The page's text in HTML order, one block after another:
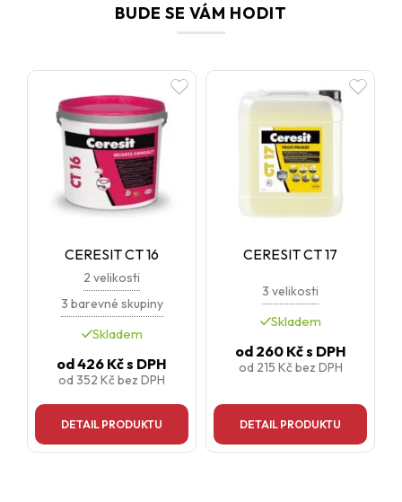
BUDE SE VÁM HODIT
CERESIT CT 16
2 velikosti
3 barevné skupiny
Skladem
od426 Kčs DPH
od 352 Kčbez DPH
DETAIL PRODUKTU
CERESIT CT 17
3 velikosti
Skladem
od260 Kčs DPH
od 215 Kčbez DPH
DETAIL PRODUKTU